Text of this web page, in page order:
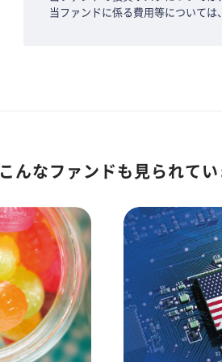
当ファンドに係る費用等について
こんなファンドも見られて